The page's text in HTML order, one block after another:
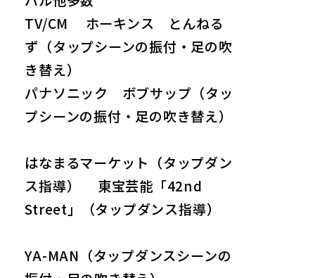
TV/CM ホーキンス とんねる
ず（タップシーンの振付・足の吹
き替え）
パナソニック ボブサップ（タッ
プシーンの振付・足の吹き替え）
はなまるマーケット（タップダン
ス指導） 東宝芸能「42nd
Street」（タップダンス指導）
YA-MAN（タップダンスシーンの